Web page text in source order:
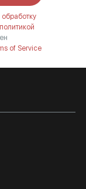
обработку
политикой
of Service